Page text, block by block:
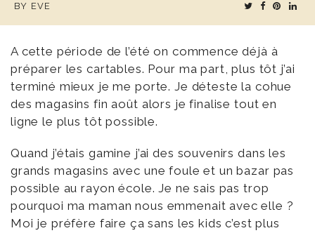
EDITORIAL
BY EVE
A cette période de l’été on commence déjà à
préparer les cartables. Pour ma part, plus tôt j’ai
terminé mieux je me porte. Je déteste la cohue
des magasins fin août alors je finalise tout en
ligne le plus tôt possible.
Quand j’étais gamine j’ai des souvenirs dans les
grands magasins avec une foule et un bazar pas
possible au rayon école. Je ne sais pas trop
pourquoi ma maman nous emmenait avec elle ?
Moi je préfère faire ça sans les kids c’est plus